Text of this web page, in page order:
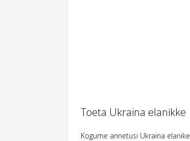
Toeta Ukraina elanikke
Kogume annetusi Ukraina elanike